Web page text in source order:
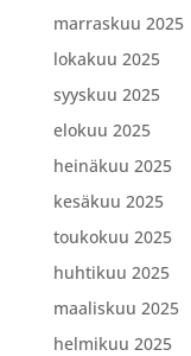
marraskuu 2025
lokakuu 2025
syyskuu 2025
elokuu 2025
heinäkuu 2025
kesäkuu 2025
toukokuu 2025
huhtikuu 2025
maaliskuu 2025
helmikuu 2025